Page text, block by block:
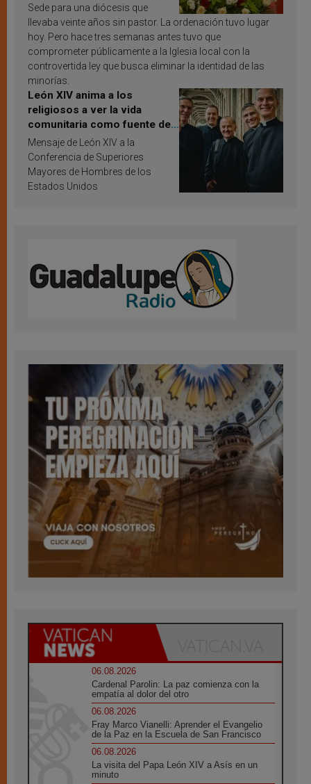
Sede para una diócesis que
llevaba veinte años sin pastor. La ordenación tuvo lugar
hoy. Pero hace tres semanas antes tuvo que
comprometer públicamente a la Iglesia local con la
controvertida ley que busca eliminar la identidad de las
minorías.
León XIV anima a los
religiosos a ver la vida
comunitaria como fuente de
inspiración y santificación
Mensaje de León XIV a la
Conferencia de Superiores
Mayores de Hombres de los
Estados Unidos
06.08.2026
Cardenal Parolin: La paz comienza con la
empatía al dolor del otro
06.08.2026
Fray Marco Vianelli: Aprender el Evangelio
de la Paz en la Escuela de San Francisco
06.08.2026
La visita del Papa León XIV a Asís en un
minuto